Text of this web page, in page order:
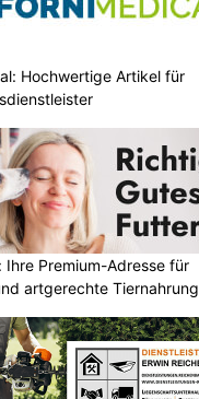
Hochwertige Artikel für
Ihre Premium-Adresse für
artgerechte Tiernahrung